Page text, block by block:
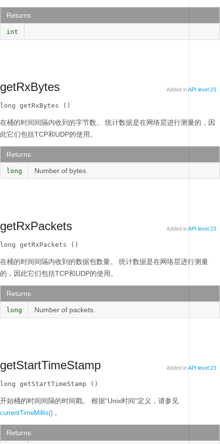
Returns
int
getRxBytes Added inAPI level 23
long getRxBytes ()
在桶的时间间隔内收到的字节数。
统计数据是在网络层进行测量的，因
此它们包括TCP和UDP的使用。
Returns
long Number of bytes.
getRxPackets Added inAPI level 23
long getRxPackets ()
在桶的时间间隔内收到的数据包数量。
统计数据是在网络层进行测量
的，因此它们包括TCP和UDP的使用。
Returns
long Number of packets.
getStartTimeStamp Added inAPI level 23
long getStartTimeStamp ()
开始桶的时间间隔的时间戳。 根据“Unix时间”定义，请参见
currentTimeMillis() 。
Returns